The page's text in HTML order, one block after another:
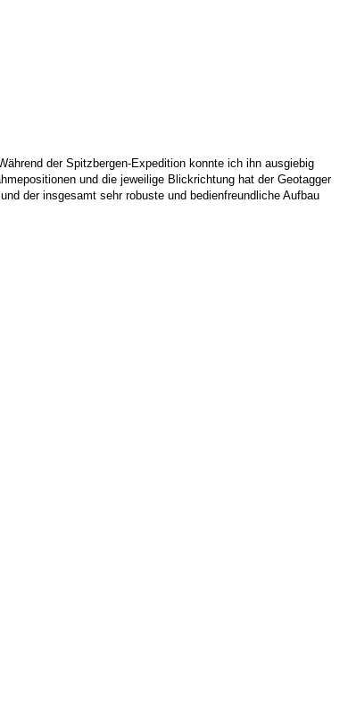
der Spitzbergen-Expedition konnte ich ihn ausgiebig
und die jeweilige Blickrichtung hat der Geotagger
der insgesamt sehr robuste und bedienfreundliche Aufbau